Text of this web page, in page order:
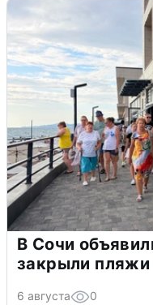
В Сочи
закрыли пляжи
6 августа 0